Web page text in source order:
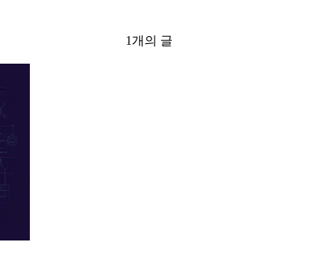
1개의 글